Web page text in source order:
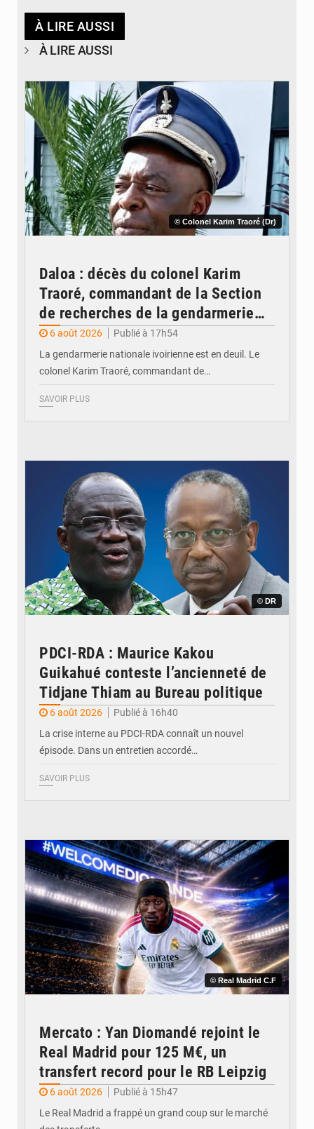
À LIRE AUSSI
À LIRE AUSSI
© Colonel Karim Traoré (Dr)
Daloa : décès du colonel Karim
Traoré, commandant de la Section
de recherches de la gendarmerie
après une activité sportive
6 août 2026
Publié à 17h54
La gendarmerie nationale ivoirienne est en deuil. Le
colonel Karim Traoré, commandant de…
SAVOIR PLUS
© DR
PDCI-RDA : Maurice Kakou
Guikahué conteste l’ancienneté de
Tidjane Thiam au Bureau politique
6 août 2026
Publié à 16h40
La crise interne au PDCI-RDA connaît un nouvel
épisode. Dans un entretien accordé…
SAVOIR PLUS
© Real Madrid C.F
Mercato : Yan Diomandé rejoint le
Real Madrid pour 125 M€, un
transfert record pour le RB Leipzig
6 août 2026
Publié à 15h47
Le Real Madrid a frappé un grand coup sur le marché